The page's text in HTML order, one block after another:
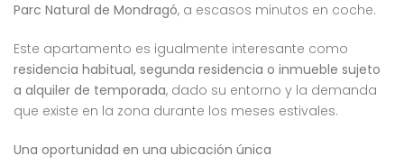
Parc Natural de Mondragó, a escasos minutos en coche.
Este apartamento es igualmente interesante como
residencia habitual, segunda residencia o inmueble sujeto
a alquiler de temporada, dado su entorno y la demanda
que existe en la zona durante los meses estivales.
Una oportunidad en una ubicación única